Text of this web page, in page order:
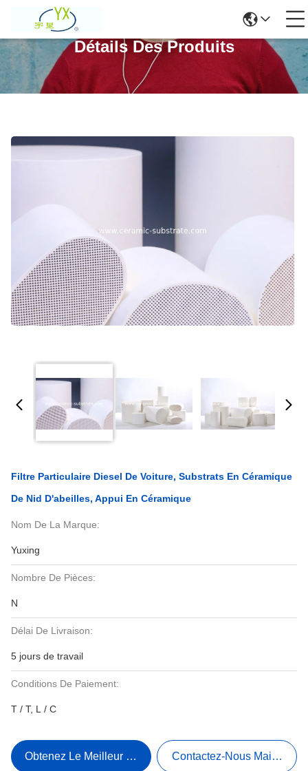
Détails Des Produits
Filtre Particulaire Diesel De Voiture, Substrats En Céramique
De Nid D'abeilles, Appui En Céramique
Nom De La Marque:
Yuxing
Nombre De Pièces:
N
Délai De Livraison:
5 jours de travail
Conditions De Paiement:
T / T, L / C
Obtenez Le Meilleur Prix Contactez-Nous Maintenant